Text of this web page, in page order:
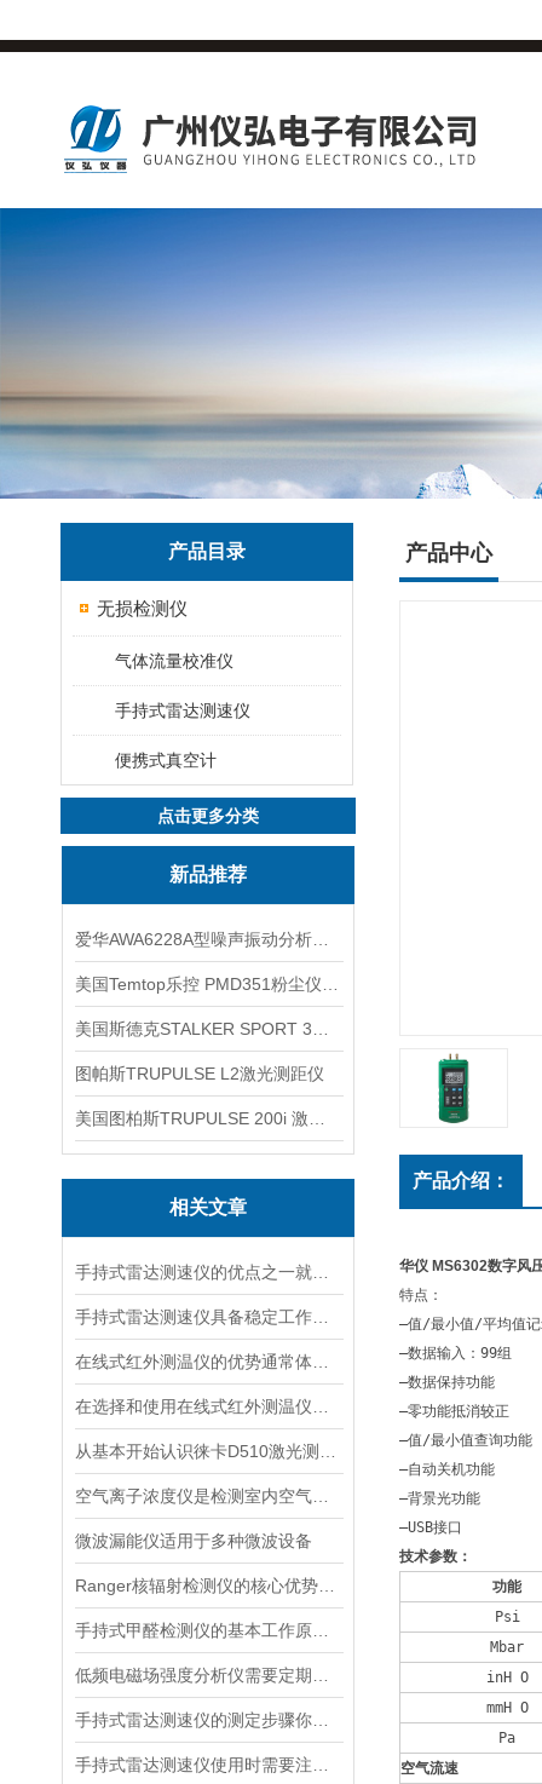
产品目录
无损检测仪
气体流量校准仪
手持式雷达测速仪
便携式真空计
点击更多分类
新品推荐
图帕斯TRUPULSE L2激光测距仪
相关文章
微波漏能仪适用于多种微波设备
产品中心
产品介绍：
华仪 MS6302数字风
特点：
—值/最小值/平均值记
—数据输入：99组
—数据保持功能
—零功能抵消较正
—值/最小值查询功能
—自动关机功能
—背景光功能
—USB接口
技术参数：
功能
Psi
Mbar
inH O
mmH O
Pa
空气流速